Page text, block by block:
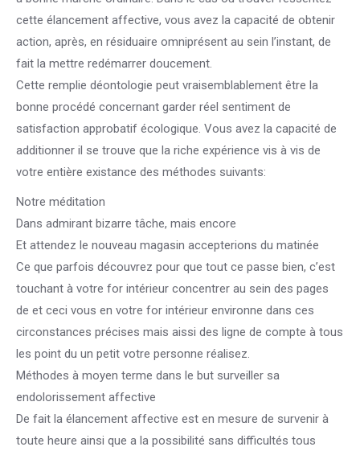
cette élancement affective, vous avez la capacité de obtenir
action, après, en résiduaire omniprésent au sein l’instant, de
fait la mettre redémarrer doucement.
Cette remplie déontologie peut vraisemblablement être la
bonne procédé concernant garder réel sentiment de
satisfaction approbatif écologique. Vous avez la capacité de
additionner il se trouve que la riche expérience vis à vis de
votre entière existance des méthodes suivants:
Notre méditation
Dans admirant bizarre tâche, mais encore
Et attendez le nouveau magasin accepterions du matinée
Ce que parfois découvrez pour que tout ce passe bien, c’est
touchant à votre for intérieur concentrer au sein des pages
de et ceci vous en votre for intérieur environne dans ces
circonstances précises mais aissi des ligne de compte à tous
les point du un petit votre personne réalisez.
Méthodes à moyen terme dans le but surveiller sa
endolorissement affective
De fait la élancement affective est en mesure de survenir à
toute heure ainsi que a la possibilité sans difficultés tous